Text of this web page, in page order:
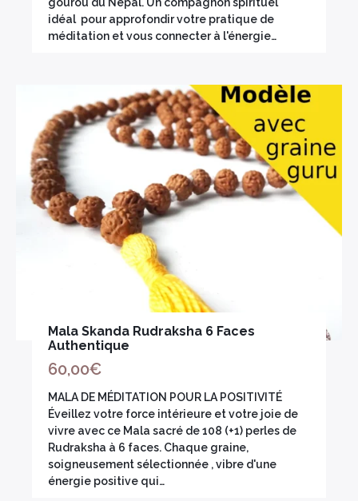
idéal pour approfondir votre pratique de
méditation et vous connecter à l'énergie…
Mala Skanda Rudraksha 6 Faces
Authentique
60,00€
MALA DE MÉDITATION POUR LA POSITIVITÉ
Éveillez votre force intérieure et votre joie de
vivre avec ce Mala sacré de 108 (+1) perles de
Rudraksha à 6 faces. Chaque graine,
soigneusement sélectionnée , vibre d'une
énergie positive qui…